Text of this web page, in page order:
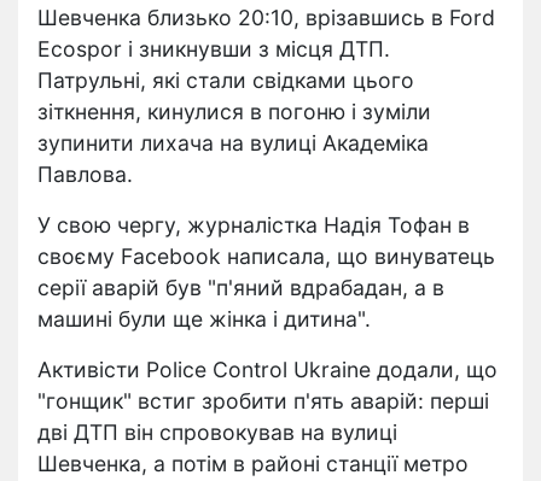
Шевченка близько 20:10, врізавшись в Ford
Ecospor і зникнувши з місця ДТП.
Патрульні, які стали свідками цього
зіткнення, кинулися в погоню і зуміли
зупинити лихача на вулиці Академіка
Павлова.
У свою чергу, журналістка Надія Тофан в
своєму Facebook написала, що винуватець
серії аварій був "п'яний вдрабадан, а в
машині були ще жінка і дитина".
Активісти Police Control Ukraine додали, що
"гонщик" встиг зробити п'ять аварій: перші
дві ДТП він спровокував на вулиці
Шевченка, а потім в районі станції метро